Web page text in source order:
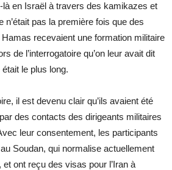
en Israël à travers des kamikazes et
n’était pas la première fois que des
recevaient une formation militaire
de l’interrogatoire qu’on leur avait dit
le plus long.
il est devenu clair qu’ils avaient été
des contacts des dirigeants militaires
leur consentement, les participants
Soudan, qui normalise actuellement
ont reçu des visas pour l’Iran à